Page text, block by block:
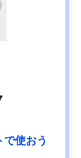
使おう